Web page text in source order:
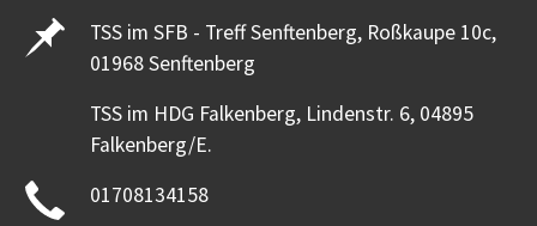
TSS im SFB - Treff Senftenberg, Roßkaupe 10c,
01968 Senftenberg
TSS im HDG Falkenberg, Lindenstr. 6, 04895
Falkenberg/E.
01708134158